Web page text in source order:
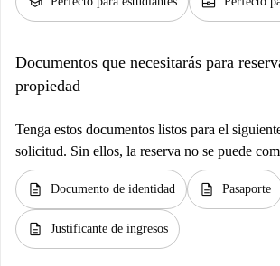
Documentos que necesitarás para
propiedad
Tenga estos documentos listos para el
solicitud. Sin ellos, la reserva no se puede
description Documento de identidad description Pasaporte
description Justificante de ingresos